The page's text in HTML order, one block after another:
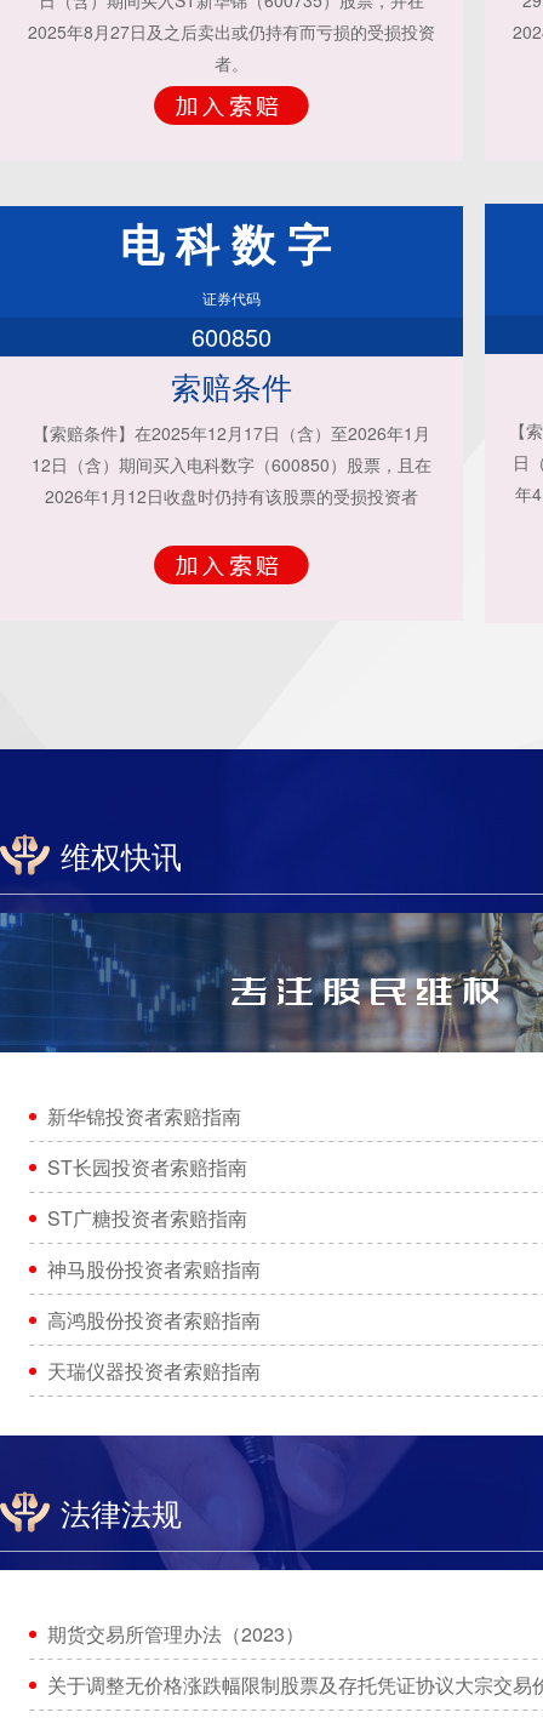
2025年8月27日及之后卖出或仍持有而亏损的受损投资
者。
电科数字
证券代码
600850
索赔条件
【索赔条件】在2025年12月17日（含）至2026年1月
12日（含）期间买入电科数字（600850）股票，且在
2026年1月12日收盘时仍持有该股票的受损投资者
【
日
年
维权快讯
新华锦投资者索赔指南
ST长园投资者索赔指南
ST广糖投资者索赔指南
神马股份投资者索赔指南
高鸿股份投资者索赔指南
天瑞仪器投资者索赔指南
法律法规
期货交易所管理办法（2023）
关于调整无价格涨跌幅限制股票及存托凭证协议大宗交易